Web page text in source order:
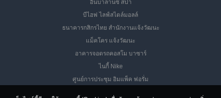
อินบาลานซ์ สปา
บีไฮฟ ไลฟ์สไตล์มอลล์
ธนาคารกสิกรไทย สำนักงานแจ้งวัฒนะ
แม็คโคร แจ้งวัฒนะ
อาคารจอดรถคอสโม บาซาร์
ไนกี้ Nike
ศูนย์การประชุม อิมแพ็ค ฟอรั่ม